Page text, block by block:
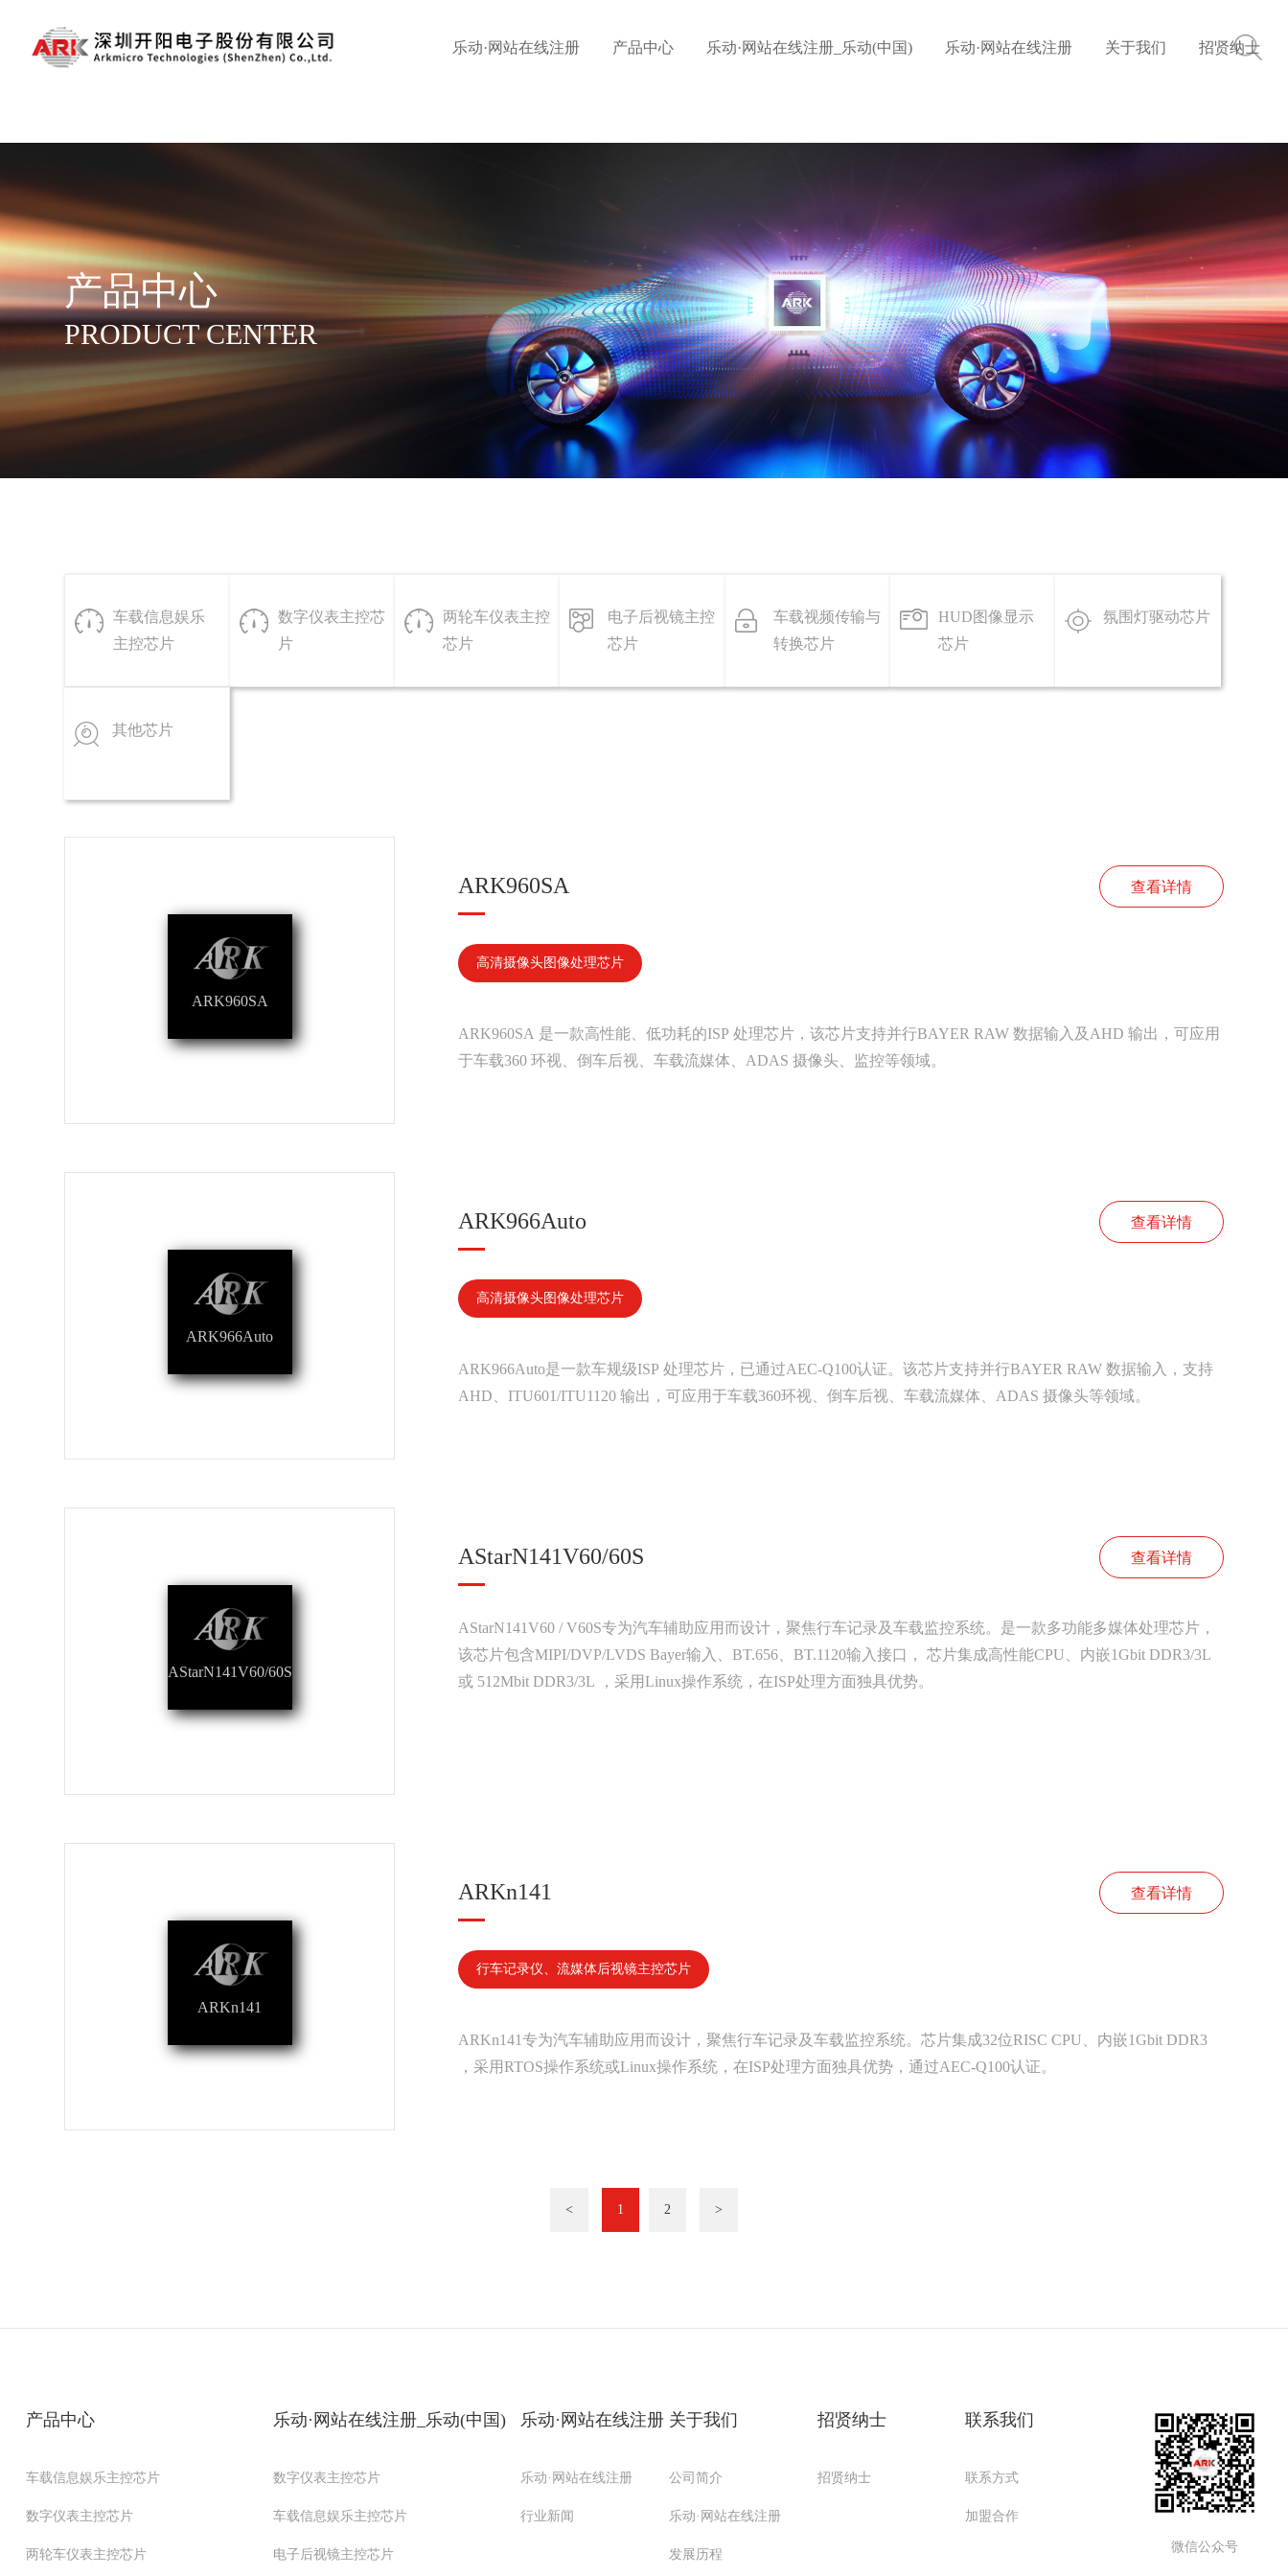
乐动·网站在线注册
乐动·网站在线注册 产品中心 乐动·网站在线注册_乐动(中国) 乐动·网站在线注册 关于我们 招贤纳士
产品中心
PRODUCT CENTER
车载信息娱乐
主控芯片
数字仪表主控芯
片
两轮车仪表主控
芯片
电子后视镜主控
芯片
车载视频传输与
转换芯片
HUD图像显示
芯片
氛围灯驱动芯片
其他芯片
ARK960SA
ARK960SA
高清摄像头图像处理芯片
ARK960SA 是一款高性能、低功耗的ISP 处理芯片，该芯片支持并行BAYER RAW 数据输入及AHD 输出，可应用
于车载360 环视、倒车后视、车载流媒体、ADAS 摄像头、监控等领域。
查看详情
ARK966Auto
ARK966Auto
高清摄像头图像处理芯片
ARK966Auto是一款车规级ISP 处理芯片，已通过AEC-Q100认证。该芯片支持并行BAYER RAW 数据输入，支持
AHD、ITU601/ITU1120 输出，可应用于车载360环视、倒车后视、车载流媒体、ADAS 摄像头等领域。
查看详情
AStarN141V60/60S
AStarN141V60/60S
AStarN141V60 / V60S专为汽车辅助应用而设计，聚焦行车记录及车载监控系统。是一款多功能多媒体处理芯片，
该芯片包含MIPI/DVP/LVDS Bayer输入、BT.656、BT.1120输入接口， 芯片集成高性能CPU、内嵌1Gbit DDR3/3L
或 512Mbit DDR3/3L ，采用Linux操作系统，在ISP处理方面独具优势。
查看详情
ARKn141
ARKn141
行车记录仪、流媒体后视镜主控芯片
ARKn141专为汽车辅助应用而设计，聚焦行车记录及车载监控系统。芯片集成32位RISC CPU、内嵌1Gbit DDR3
，采用RTOS操作系统或Linux操作系统，在ISP处理方面独具优势，通过AEC-Q100认证。
查看详情
< 1 2 >
产品中心
车载信息娱乐主控芯片
数字仪表主控芯片
两轮车仪表主控芯片
乐动·网站在线注册_乐动(中国)
数字仪表主控芯片
车载信息娱乐主控芯片
电子后视镜主控芯片
乐动·网站在线注册
乐动·网站在线注册
行业新闻
关于我们
公司简介
乐动·网站在线注册
发展历程
招贤纳士
招贤纳士
联系我们
联系方式
加盟合作
微信公众号